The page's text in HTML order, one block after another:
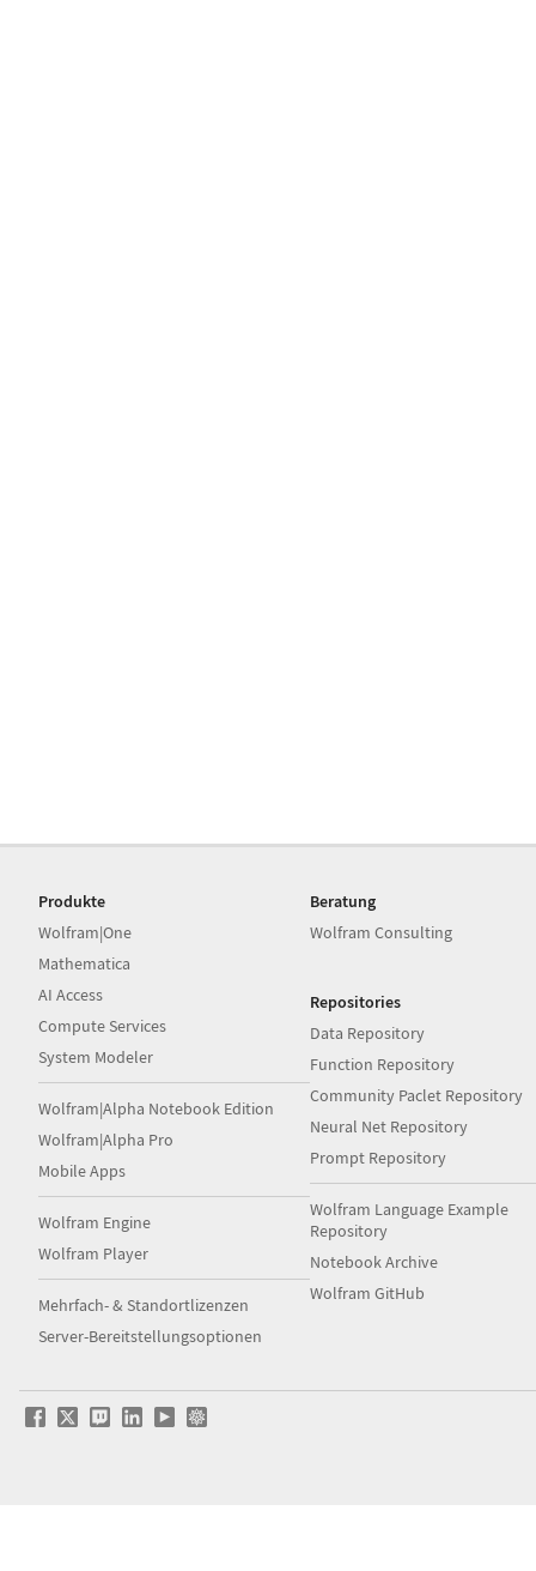
Produkte
Wolfram|One
Mathematica
AI Access
Compute Services
System Modeler
Wolfram|Alpha Notebook Edition
Wolfram|Alpha Pro
Mobile Apps
Wolfram Engine
Wolfram Player
Mehrfach- & Standortlizenzen
Server-Bereitstellungsoptionen
Beratung
Wolfram Consulting
Repositories
Data Repository
Function Repository
Community Paclet Repository
Neural Net Repository
Prompt Repository
Wolfram Language Example
Repository
Notebook Archive
Wolfram GitHub